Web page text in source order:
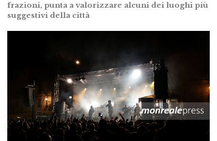
frazioni, punta a valorizzare alcuni dei luoghi più
suggestivi della città